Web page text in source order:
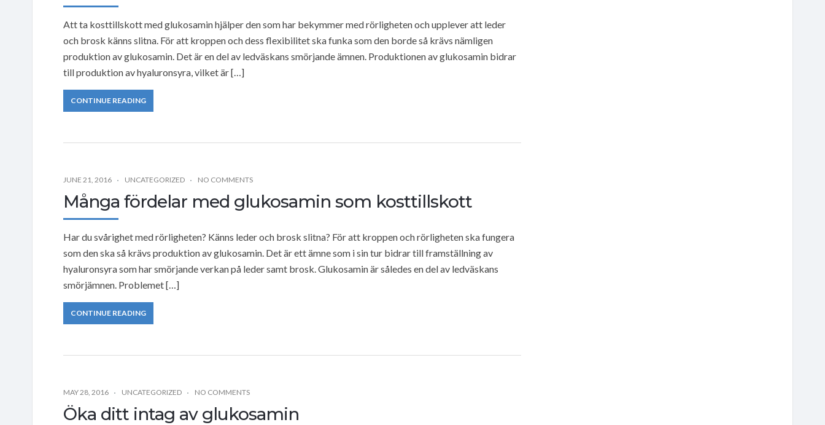
Att ta kosttillskott med glukosamin hjälper den som har bekymmer med rörligheten och upplever att leder
och brosk känns slitna. För att kroppen och dess flexibilitet ska funka som den borde så krävs nämligen
produktion av glukosamin. Det är en del av ledväskans smörjande ämnen. Produktionen av glukosamin bidrar
till produktion av hyaluronsyra, vilket är […]
CONTINUE READING
JUNE 21, 2016 UNCATEGORIZED NO COMMENTS
Många fördelar med glukosamin som kosttillskott
Har du svårighet med rörligheten? Känns leder och brosk slitna? För att kroppen och rörligheten ska fungera
som den ska så krävs produktion av glukosamin. Det är ett ämne som i sin tur bidrar till framställning av
hyaluronsyra som har smörjande verkan på leder samt brosk. Glukosamin är således en del av ledväskans
smörjämnen. Problemet […]
CONTINUE READING
MAY 28, 2016 UNCATEGORIZED NO COMMENTS
Öka ditt intag av glukosamin